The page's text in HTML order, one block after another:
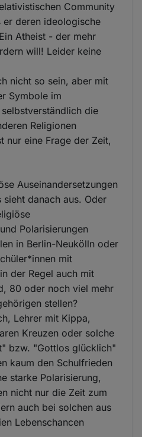
Community
er deren ideologische
Atheist - der mehr
will! Leider keine
nicht so sein, aber mit
Symbole im
die
Religionen
nur eine Frage der Zeit,
Auseinandersetzungen
sieht danach aus. Oder
Polarisierungen
in Berlin-Neukölln oder
mit
der Regel auch mit
80 oder noch viel mehr
stellen?
Lehrer mit Kippa,
Kreuzen oder solche
bzw. "Gottlos glücklich"
kaum den Schulfrieden
starke Polarisierung,
nicht nur die Zeit zum
auch bei solchen aus
Lebenschancen